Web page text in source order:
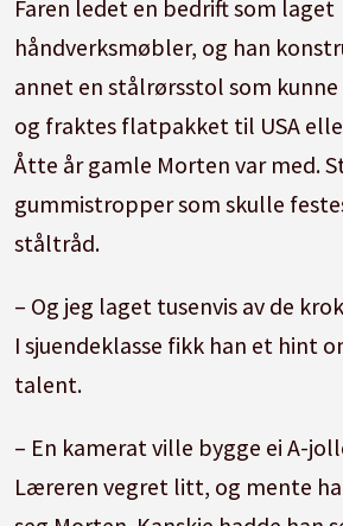
Faren ledet en bedrift som laget
håndverksmøbler, og han
annet en stålrørsstol som
og fraktes flatpakket til USA
Åtte år gamle Morten var med.
gummistropper som skulle
ståltråd.
– Og jeg laget tusenvis av de
I sjuendeklasse fikk han et hint
talent.
– En kamerat ville bygge ei A-
Læreren vegret litt, og mente